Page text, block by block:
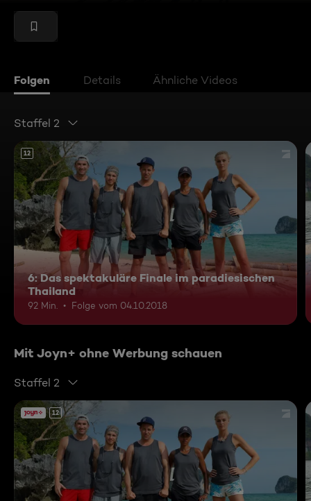
Folgen Details Ähnliche Videos
Staffel 2
12
6: Das spektakuläre Finale im paradiesischen
Thailand
92 Min. Folge vom 04.10.2018
Mit Joyn+ ohne Werbung schauen
Staffel 2
12